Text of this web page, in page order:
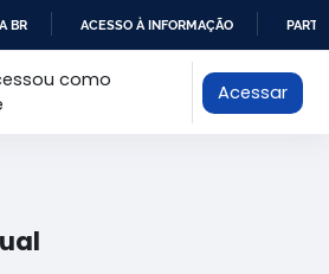
BR ACESSO À INFORMAÇÃO
como
Acessar